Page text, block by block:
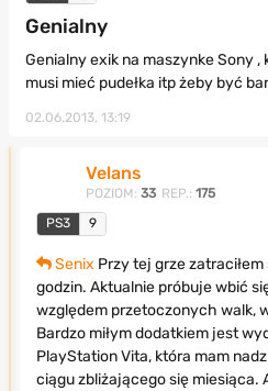
Genialny
Genialny exik na maszynke Sony ,
musi mieć pudełka itp żeby być
02.06.2013, 13:19
Velans
POZIOM: 33 REP.: 175
PS3 9
Senix Przy tej grze
godzin. Aktualnie próbuje wbić
względem przetoczonych walk,
Bardzo miłym dodatkiem jest
PlayStation Vita, która mam
ciągu zbliżającego się miesiąca.